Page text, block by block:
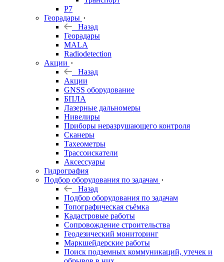
Р7
Георадары
Назад
Георадары
MALA
Radiodetection
Акции
Назад
Акции
GNSS оборудование
БПЛА
Лазерные дальномеры
Нивелиры
Приборы неразрушающего контроля
Сканеры
Тахеометры
Трассоискатели
Аксессуары
Гидрография
Подбор оборудования по задачам
Назад
Подбор оборудования по задачам
Топографическая съёмка
Кадастровые работы
Сопровождение строительства
Геодезический мониторинг
Маркшейдерские работы
Поиск подземных коммуникаций, утечек и